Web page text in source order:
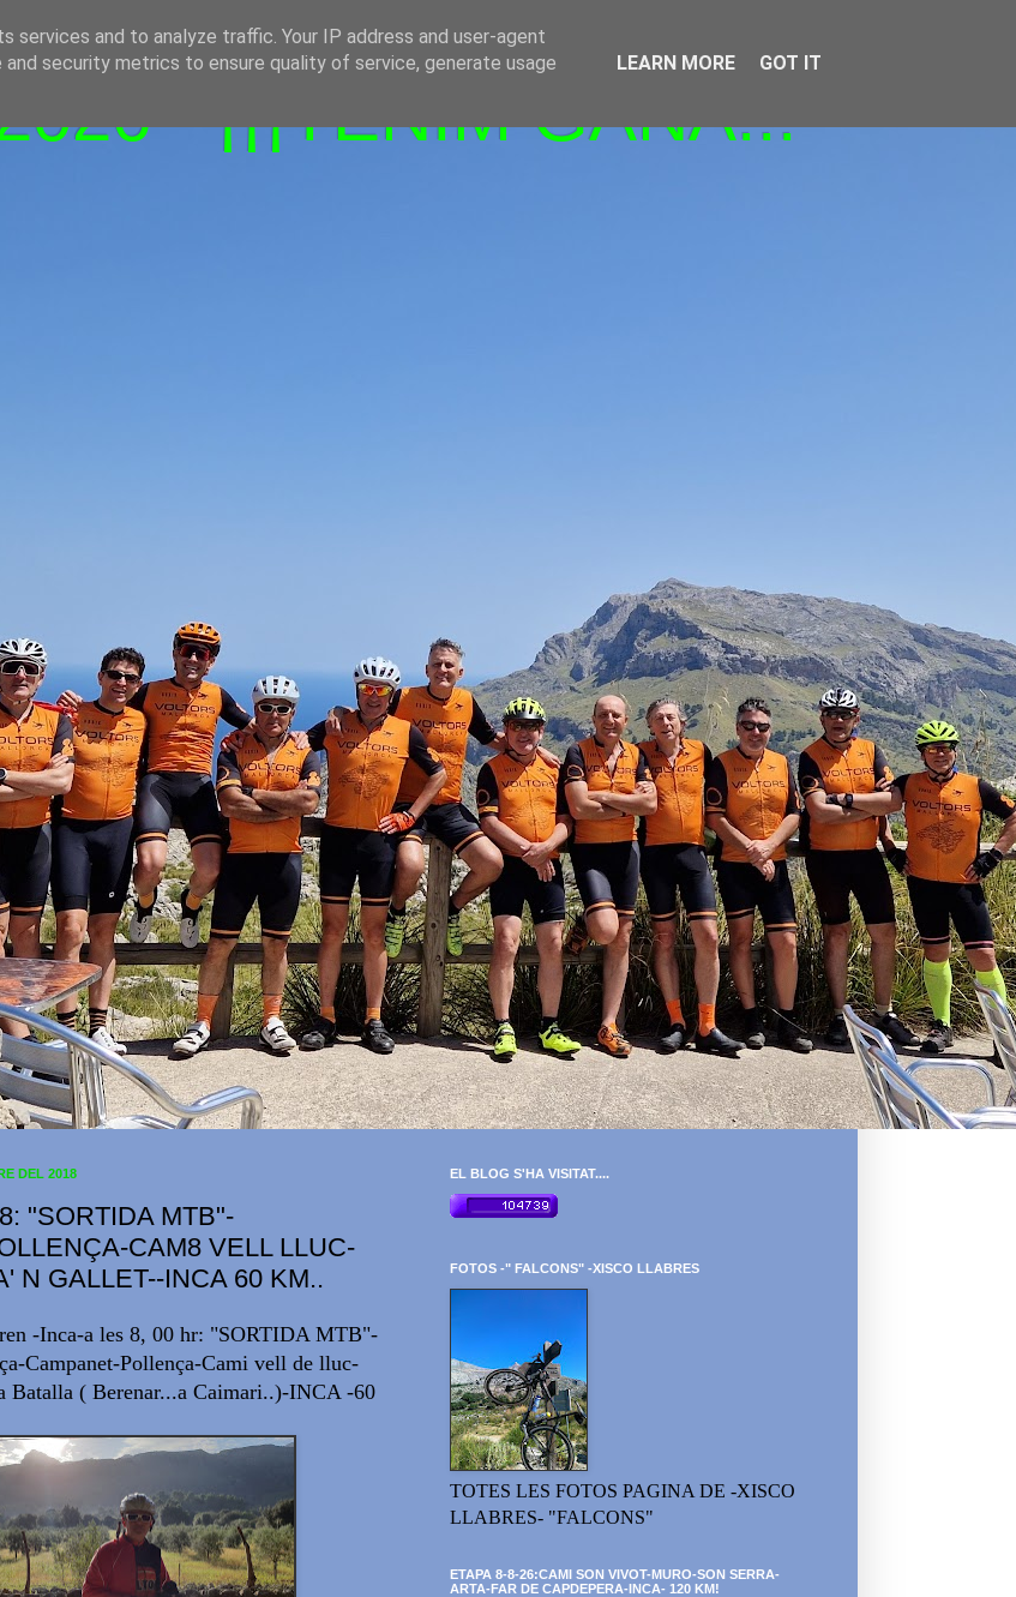
- ¡¡¡TENIM GANA!!!
DEL 2018
"SORTIDA MTB"-
CAM8 VELL LLUC-
N GALLET--INCA 60 KM..
-Inca-a les 8, 00 hr: "SORTIDA MTB"-
Campanet-Pollença-Cami vell de lluc-
Batalla ( Berenar...a Caimari..)-INCA -60
EL BLOG S'HA VISITAT....
FOTOS -" FALCONS" -XISCO LLABRES
TOTES LES FOTOS PAGINA DE -XISCO
LLABRES- "FALCONS"
ETAPA 8-8-26:CAMI SON VIVOT-MURO-SON SERRA-
ARTA-FAR DE CAPDEPERA-INCA- 120 KM!
services and to analyze traffic. Your IP address and user-agent
security metrics to ensure quality of service, generate usage
LEARN MORE GOT IT